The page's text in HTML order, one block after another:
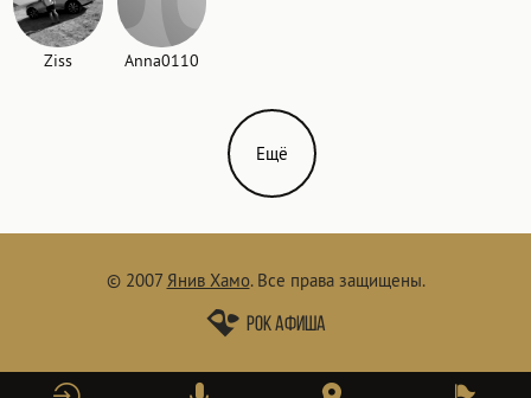
Ziss Anna0110
Ещё
© 2007 Янив Хамо. Все права защищены.
Рок афиша